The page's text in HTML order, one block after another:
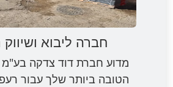
חברה ליבוא
מדוע חברת דוד צדקה בע"מ
הטובה ביותר שלך עבור